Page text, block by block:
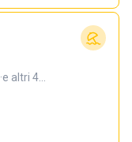
·e altri 4…